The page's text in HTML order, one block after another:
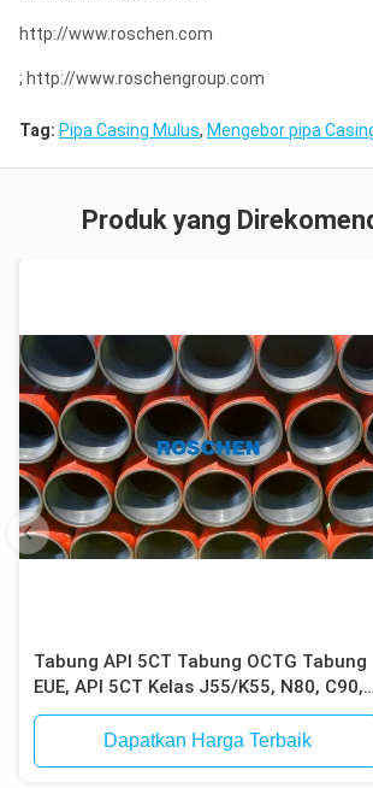
http://www.roschen.com
; http://www.roschengroup.com
Tag: Pipa Casing Mulus, Mengebor pipa
Produk yang
Tabung API 5CT Tabung OCTG Tabung
EUE, API 5CT Kelas J55/K55, N80, C90,
C95, P110, Berakhir EUE
Dapatkan Harga Terbaik